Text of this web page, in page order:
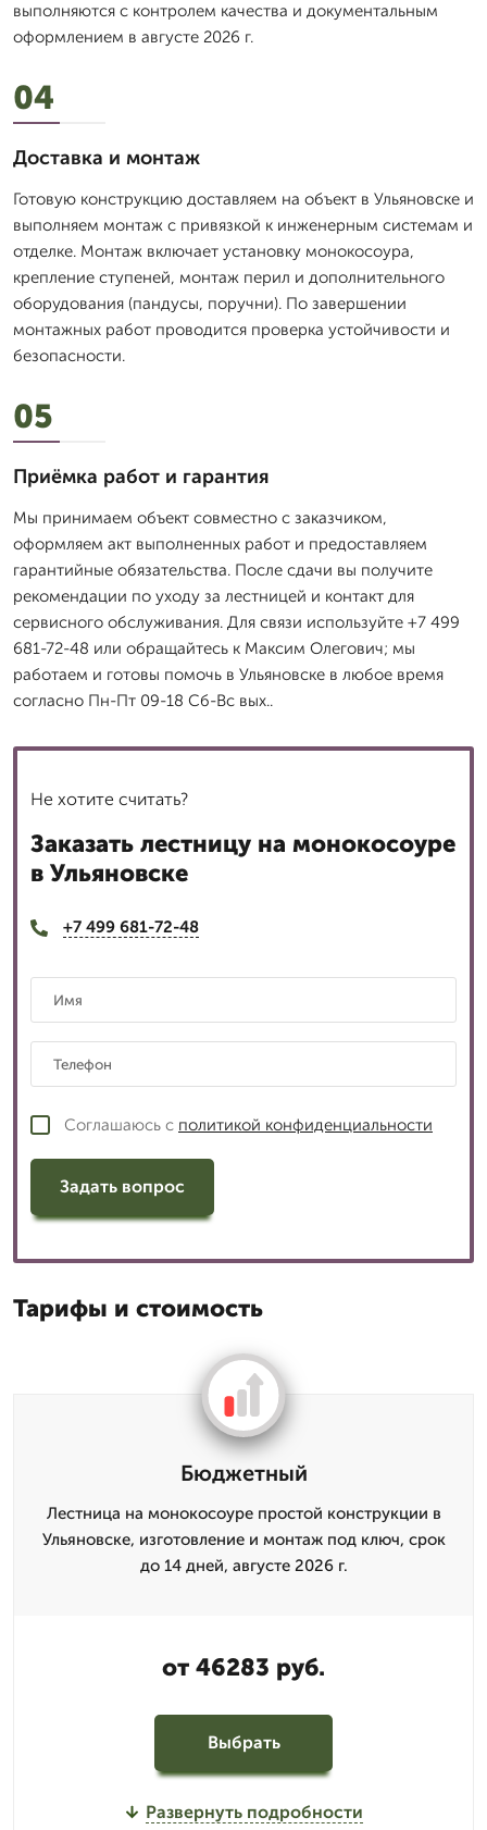
выполняются с контролем качества и документальным
оформлением в августе 2026 г.
04
Доставка и монтаж
Готовую конструкцию доставляем на объект в Ульяновске и
выполняем монтаж с привязкой к инженерным системам и
отделке. Монтаж включает установку монокосоура,
крепление ступеней, монтаж перил и дополнительного
оборудования (пандусы, поручни). По завершении
монтажных работ проводится проверка устойчивости и
безопасности.
05
Приёмка работ и гарантия
Мы принимаем объект совместно с заказчиком,
оформляем акт выполненных работ и предоставляем
гарантийные обязательства. После сдачи вы получите
рекомендации по уходу за лестницей и контакт для
сервисного обслуживания. Для связи используйте +7 499
681-72-48 или обращайтесь к Максим Олегович; мы
работаем и готовы помочь в Ульяновске в любое время
согласно Пн-Пт 09-18 Сб-Вс вых..
Не хотите считать?
Заказать лестницу на монокосоуре
в Ульяновске
+7 499 681-72-48
Соглашаюсь с политикой конфиденциальности
Задать вопрос
Тарифы и стоимость
Бюджетный
Лестница на монокосоуре простой конструкции в
Ульяновске, изготовление и монтаж под ключ, срок
до 14 дней, августе 2026 г.
от 46283 руб.
Выбрать
Развернуть подробности